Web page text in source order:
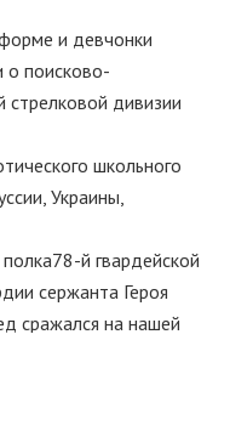
и девчонки
о поисково-
стрелковой дивизии
школьного
Украины,
й гвардейской
сержанта Героя
сражался на нашей